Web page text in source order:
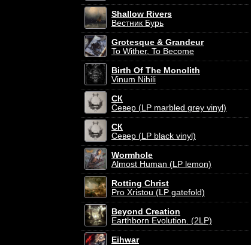
Shallow Rivers
Вестник Бурь
Grotesque & Grandeur
To Wither, To Become
Birth Of The Monolith
Vinum Nihili
СК
Север (LP marbled grey vinyl)
СК
Север (LP black vinyl)
Wormhole
Almost Human (LP lemon)
Rotting Christ
Pro Xristou (LP gatefold)
Beyond Creation
Earthborn Evolution. (2LP)
Eihwar